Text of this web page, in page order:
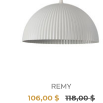
REMY
106,00 $ 118,00 $